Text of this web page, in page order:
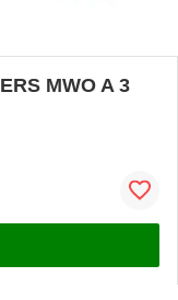
MWO A 3